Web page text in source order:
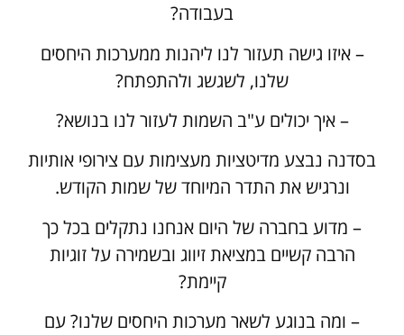
בעבודה?
– איזו גישה תעזור לנו ליהנות ממערכות היחסים
שלנו, לשגשג ולהתפתח?
– איך יכולים ע"ב השמות לעזור לנו בנושא?
בסדנה נבצע מדיטציות מעצימות עם צירופי אותיות
ונרגיש את התדר המיוחד של שמות הקודש.
– מדוע בחברה של היום אנחנו נתקלים בכל כך
הרבה קשיים במציאת זיווג ובשמירה על זוגיות
קיימת?
– ומה בנוגע לשאר מערכות היחסים שלנו? עם